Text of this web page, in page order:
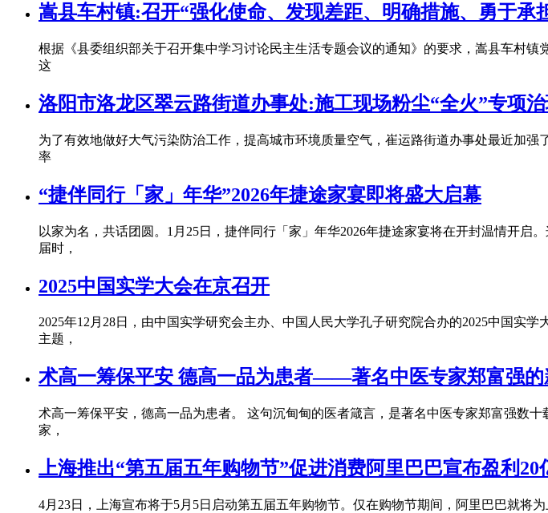
嵩县车村镇:召开“强化使命、发现差距、明确措施、勇于承
根据《县委组织部关于召开集中学习讨论民主生活专题会议的通知》的要求，嵩县车村
这
洛阳市洛龙区翠云路街道办事处:施工现场粉尘“全火”专项
为了有效地做好大气污染防治工作，提高城市环境质量空气，崔运路街道办事处最近加
率
“捷伴同行「家」年华”2026年捷途家宴即将盛大启幕
以家为名，共话团圆。1月25日，捷伴同行「家」年华2026年捷途家宴将在开封温情开启
届时，
2025中国实学大会在京召开
2025年12月28日，由中国实学研究会主办、中国人民大学孔子研究院合办的2025中国实
主题，
术高一筹保平安 德高一品为患者——著名中医专家郑富强的
术高一筹保平安，德高一品为患者。 这句沉甸甸的医者箴言，是著名中医专家郑富强数
家，
上海推出“第五届五年购物节”促进消费阿里巴巴宣布盈利20
4月23日，上海宣布将于5月5日启动第五届五年购物节。仅在购物节期间，阿里巴巴就将